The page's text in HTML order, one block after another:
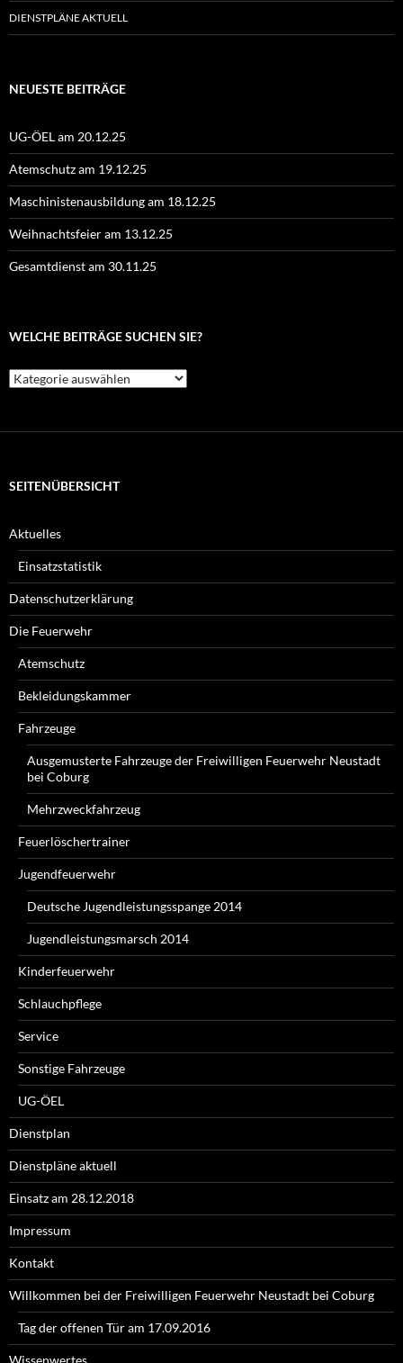
DIENSTPLÄNE AKTUELL
NEUESTE BEITRÄGE
UG-ÖEL am 20.12.25
Atemschutz am 19.12.25
Maschinistenausbildung am 18.12.25
Weihnachtsfeier am 13.12.25
Gesamtdienst am 30.11.25
WELCHE BEITRÄGE SUCHEN SIE?
Welche
Beiträge
SEITENÜBERSICHT
Aktuelles
Einsatzstatistik
Datenschutzerklärung
Die Feuerwehr
Atemschutz
Bekleidungskammer
Fahrzeuge
Ausgemusterte Fahrzeuge der Freiwilligen Feuerwehr Neustadt
bei Coburg
Mehrzweckfahrzeug
Feuerlöschertrainer
Jugendfeuerwehr
Deutsche Jugendleistungsspange 2014
Jugendleistungsmarsch 2014
Kinderfeuerwehr
Schlauchpflege
Service
Sonstige Fahrzeuge
UG-ÖEL
Dienstplan
Dienstpläne aktuell
Einsatz am 28.12.2018
Impressum
Kontakt
Willkommen bei der Freiwilligen Feuerwehr Neustadt bei Coburg
Tag der offenen Tür am 17.09.2016